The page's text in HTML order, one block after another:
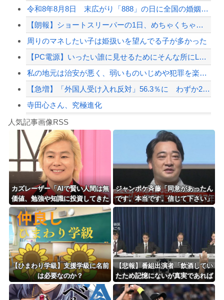
ジャングリア沖縄「3万円です」←ディズニー超えの強気価格ｗｗｗ
高市総理「物価上昇を上回る賃上げを日本に定着させる」 →国家公務員月給3.51％...
【配信者】「金バエ」のSNS更新が1週間途絶え、様々な憶測が飛び交う。1週間ぶり...
【緊急速報】NYで警官が黒人男性の首を絞め、暴動第二波不可避へ
Powered by livedoor 相互RSS
令和8年8月8日 末広がり「888」の日に全国の婚姻窓口が大行列＆芸能人も結婚ラ...
【朗報】ショートスリーパーの1日、めちゃくちゃ充実してる……これ革命やろｗｗ...
周りのマネしたい子は姫扱いを望んでる子が多かった
【PC電源】いったい誰に見せるためにそんな所にLCD付けるのかな
私の地元は治安が悪く、弱いものいじめや犯罪を楽しみながら行うことが陽キャの条件だ...
【急増】「外国人受け入れ反対」56.3％に わずか2年で20.7ポイント増、東大...
寺田心さん、究極進化
【誰？】日本をダメにした総理大臣と言えば？
8/4のニュース
日本旅行キャンセルすべきか…1万年ぶり史上最大級の火山の兆し＝韓国の反応
更新中止のお知らせ
海外「おめでとうタキ！」リヴァプール南野がバースデーゴール！！
Powered by livedoor 相互RSS
人気記事画像RSS
カズレーザー「AIで賢い人間は無
価値、勉強や知識に投資してきた
人ほど絶望の時代の幕開け」
ジャンポケ斉藤「同意があったん
です。本当です。信じて下さい」
←何でこの主張が通らないの？
【ひまわり学級】支援学級に名前
は必要なのか？
【悲報】番組出演者「飲酒してい
たため記憶にないが真実であれば
申し訳ない」 NHK職員が出演者
から性被害